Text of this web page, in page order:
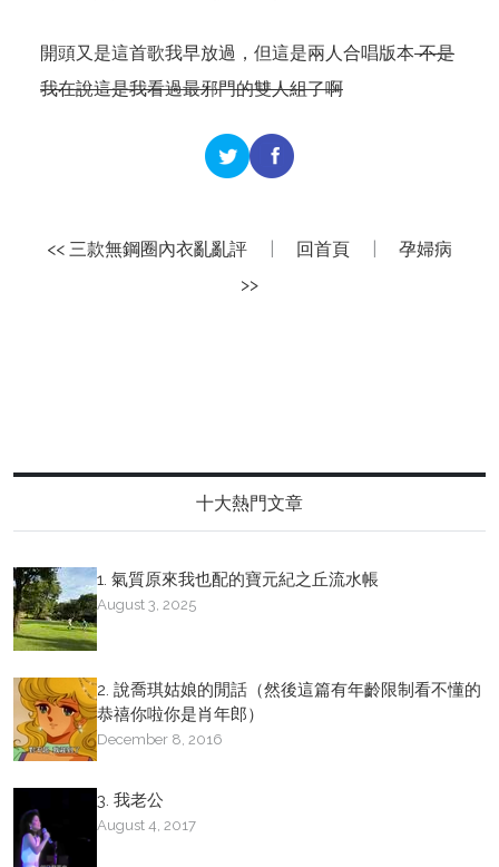
開頭又是這首歌我早放過，但這是兩人合唱版本不是
我在說這是我看過最邪門的雙人組了啊
<< 三款無鋼圈內衣亂亂評 回首頁
孕婦病
>>
十大熱門文章
1. 氣質原來我也配的寶元紀之丘流水帳
August 3, 2025
2. 說喬琪姑娘的閒話（然後這篇有年齡限制看不懂的
恭禧你啦你是肖年郎）
December 8, 2016
3. 我老公
August 4, 2017